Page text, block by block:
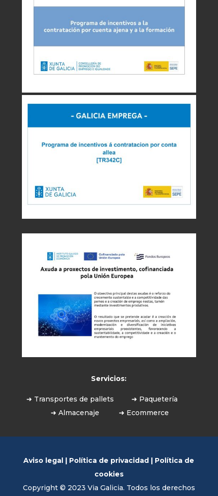
Servicios:
➜ Transportes de pallets➜ Paquetería
➜ Almacenaje➜ Ecommerce
Aviso legal | Política de privacidad | Política de
cookies
Copyright © 2023 Via Galicia. Todos los derechos